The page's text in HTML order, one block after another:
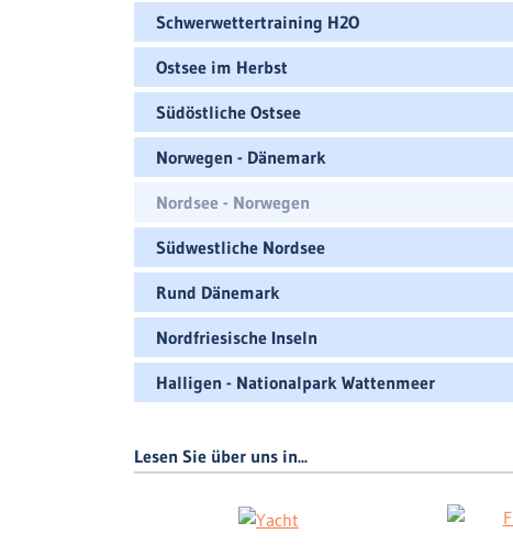
Schwerwettertraining H2O
Ostsee im Herbst
Südöstliche Ostsee
Norwegen - Dänemark
Nordsee - Norwegen
Südwestliche Nordsee
Rund Dänemark
Nordfriesische Inseln
Halligen - Nationalpark Wattenmeer
Lesen Sie über uns in...